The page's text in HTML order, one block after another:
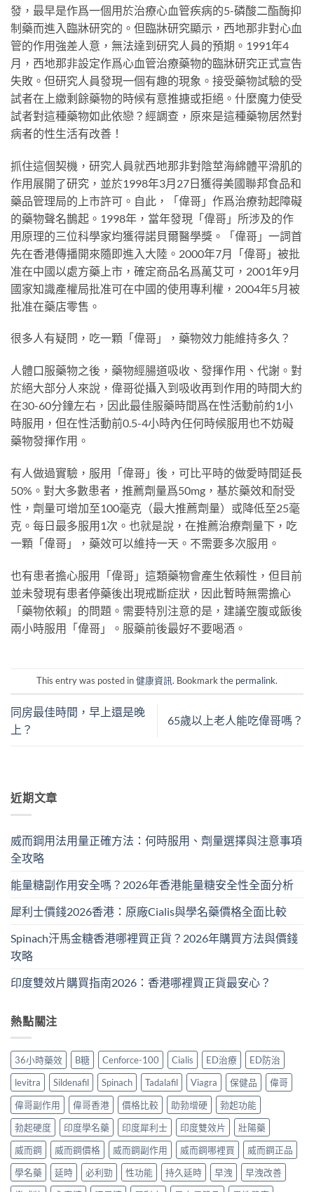
發，最早是作爲一個用於治療心血管疾病的5-磷酸二酯酶抑
制藥而進入臨牀研究的。但臨牀研究顯示，西地那非對心血
管的作用強差人意，無法達到研究人員的預期。1991年4
月，西地那非設定作爲心血管治療藥物的臨牀研究正式宣告
失敗。但研究人員發現一個有趣的現象。接受藥物試驗的受
試者在上繳剩餘藥物的時候有意推搪或拒絕。什麼魔力使受
試者對這種藥物如此依戀？經調查，原來是這種藥物居然對
病者的性生活有改善！
抓住這個契機，研究人員就西地那非對陰莖海綿體平滑肌的
作用展開了研究，並於1998年3月27日獲得美國聯邦食品和
藥品管理局的上市許可。自此，「偉哥」作爲治療勃起障礙
的藥物聲名鵲起。1998年，當年發現「偉哥」所涉及的作
用原理的三位科學家均獲得諾貝爾醫學獎。「偉哥」一詞首
先在香港傳播開來隨即進入大陸。2000年7月「偉哥」被批
准在中國以處方藥上市，確定商品名爲萬艾可，2001年9月
國家知識產權局批准可在中國的使用專利權，2004年5月被
批准在藥店零售。
很多人有疑問，吃一顆「偉哥」，藥物效力能維持多久？
人體口服藥物之後，藥物經腸道吸收、發揮作用、代謝。對
於絕大部分人來說，偉哥從攝入到吸收再到作用的時間大約
在30-60分鐘左右，因此最佳服藥時間爲在性活動前約1小
時服用，但在性活動前0.5-4小時內任何時候服用也不妨礙
藥物發揮作用。
有人做過實驗，服用「偉哥」後，可比平時的做愛時間延長
50%。對大多數患者，推薦劑量爲50mg，基於藥效和耐受
性，劑量可增加至100毫克（最大推薦劑量）或降低至25毫
克。每日最多服用1次。也就是說，在推薦治療劑量下，吃
一顆「偉哥」，藥效可以維持一天。不需要多次服用。
也有患者擔心服用「偉哥」這類藥物會產生依賴性，但目前
並未發現有患者停藥後出現戒斷症狀，因此暫時無需擔心
「藥物依賴」的問題。需要特別注意的是，建議空腹或飯後
兩小時服用「偉哥」。服藥前後最好不要喝酒。
This entry was posted in健康資訊. Bookmark the permalink.
同房最佳時間，早上還是晚
上？
65歲以上老人能吃偉哥嗎？
近期文章
威而鋼用法用量正確方法：何時服用、劑量選擇與注意事項
全攻略
能量糖副作用安全嗎？2026年香港能量糖安全性全面分析
犀利士價錢2026香港：原廠Cialis與學名藥價格全面比較
Spinach汗馬金糖香港哪裡買正貨？2026年購買方法與價錢
攻略
印度雙效片購買指南2026：香港哪裡買正貨最安心？
熱點關注
36小時藥效 B糖 Cenforce-100 Cialis ED治療
ED防治
levitra
Sildenafil Spinach Tadalafil Viagra 保健品
偉哥
偉哥副作用
偉哥香港 價格比較 助勃增硬
勃起功能
勃起硬度
印度學名藥 印度犀利士 印度雙效片
壯陽藥
威而鋼
威而鋼價格 威而鋼副作用 威而鋼哪裡買
威而鋼正品
學名藥
延時 必利勁 性功能 持久延時 早洩
早洩改善